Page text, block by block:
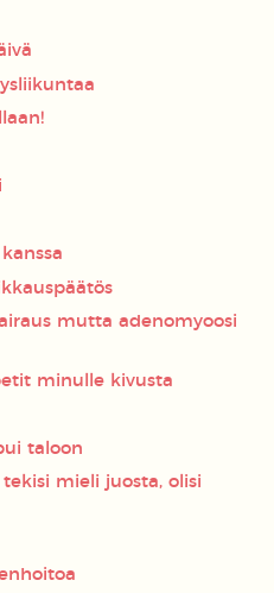
mutta adenomyoosi
minulle kivusta
taloon
mieli juosta, olisi